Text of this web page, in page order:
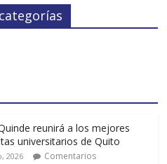
reunirá a los mejores
universitarios de Quito
2026
Comentarios